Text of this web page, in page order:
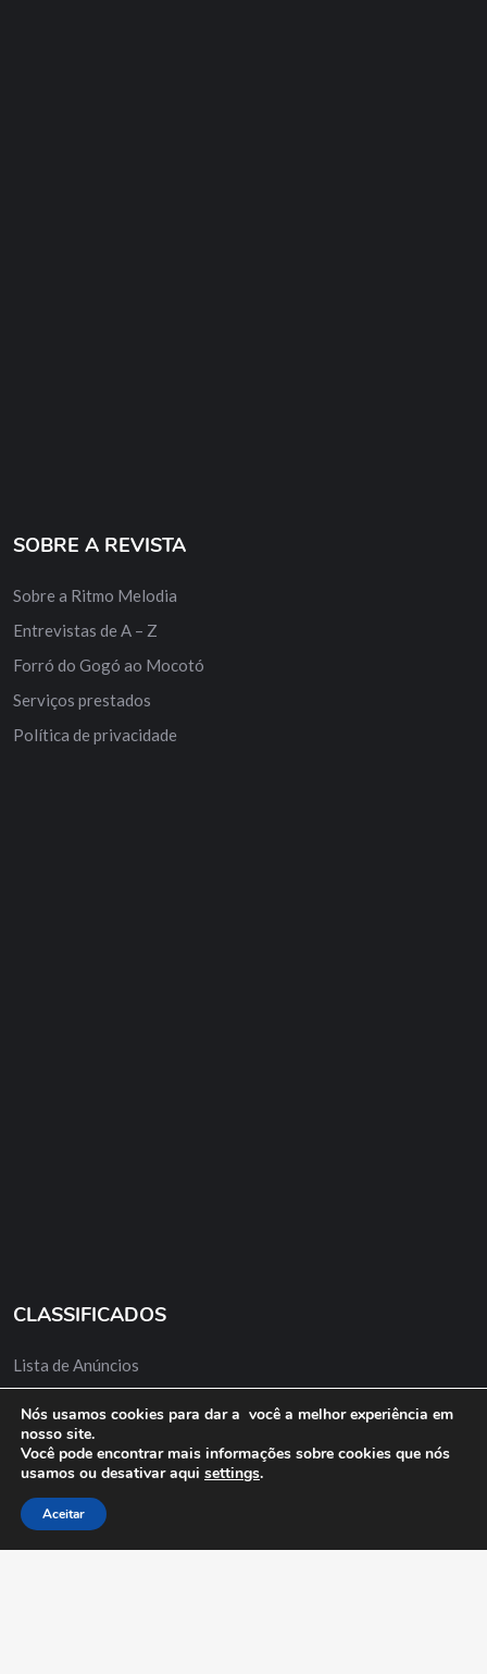
SOBRE A REVISTA
Sobre a Ritmo Melodia
Entrevistas de A – Z
Forró do Gogó ao Mocotó
Serviços prestados
Política de privacidade
CLASSIFICADOS
Lista de Anúncios
Anuncie Grátis
Nós usamos cookies para dar a você a melhor experiência em
nosso site.
Você pode encontrar mais informações sobre cookies que nós
usamos ou desativar aqui settings.
Aceitar